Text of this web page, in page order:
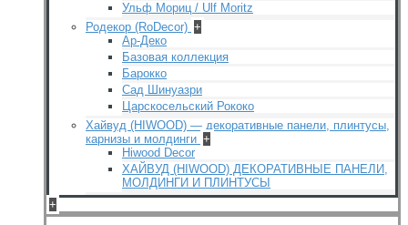
Ульф Мориц / Ulf Moritz
Родекор (RoDecor) +
Ар-Деко
Базовая коллекция
Барокко
Сад Шинуазри
Царскосельский Рококо
Хайвуд (HIWOOD) — декоративные панели, плинтусы,
карнизы и молдинги +
Hiwood Decor
ХАЙВУД (HIWOOD) ДЕКОРАТИВНЫЕ ПАНЕЛИ,
МОЛДИНГИ И ПЛИНТУСЫ
+